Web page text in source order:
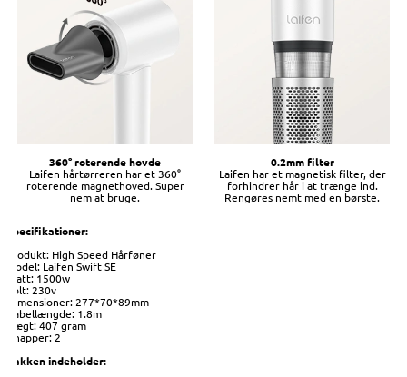
360° roterende hovde
Laifen hårtørreren har et 360°
roterende magnethoved. Super
nem at bruge.
0.2mm filter
Laifen har et magnetisk filter, der
forhindrer hår i at trænge ind.
Rengøres nemt med en børste.
Specifikationer:
Produkt: High Speed Hårføner
Model: Laifen Swift SE
Watt: 1500w
Volt: 230v
Dimensioner: 277*70*89mm
Kabellængde: 1.8m
Vægt: 407 gram
Knapper: 2
Pakken indeholder: